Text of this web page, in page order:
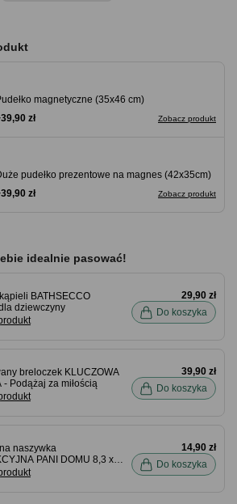
magnetyczne (35x46 cm)
Zobacz produkt
zł
pudełko prezentowe na magnes (42x35cm)
Zobacz produkt
zł
idealnie pasować!
BATHSECCO
dziewczyny
29,90 zł
Do koszyka
breloczek KLUCZOWA
- Podążaj za miłością
39,90 zł
Do koszyka
naszywka
PANI DOMU 8,3 x
14,90 zł
Do koszyka